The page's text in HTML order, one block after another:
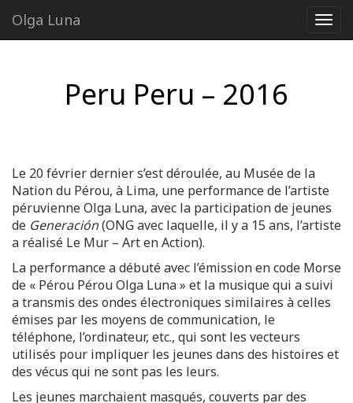
Olga Luna
Peru Peru – 2016
Le 20 février dernier s’est déroulée, au Musée de la
Nation du Pérou, à Lima, une performance de l’artiste
péruvienne Olga Luna, avec la participation de jeunes
de Generación(ONG avec laquelle, il y a 15 ans, l’artiste
a réalisé Le Mur – Art en Action).
La performance a débuté avec l’émission en code Morse
de « Pérou Pérou Olga Luna » et la musique qui a suivi
a transmis des ondes électroniques similaires à celles
émises par les moyens de communication, le
téléphone, l’ordinateur, etc., qui sont les vecteurs
utilisés pour impliquer les jeunes dans des histoires et
des vécus qui ne sont pas les leurs.
Les jeunes marchaient masqués, couverts par des